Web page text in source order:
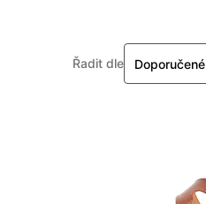
Řadit dle Doporučené